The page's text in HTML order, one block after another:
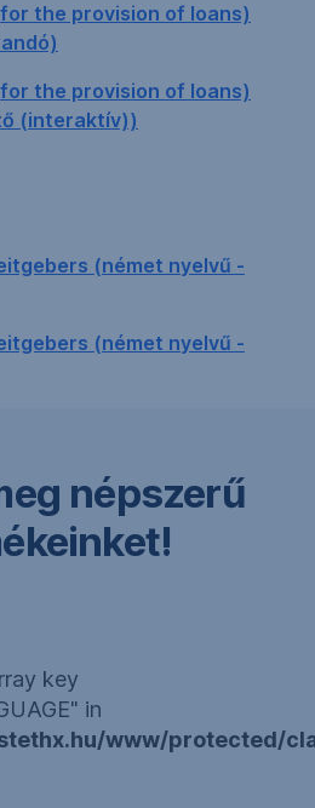
the provision of loans)
the provision of loans)
(interaktív))
(német nyelvű -
(német nyelvű -
népszerű
key
in
www/protected/